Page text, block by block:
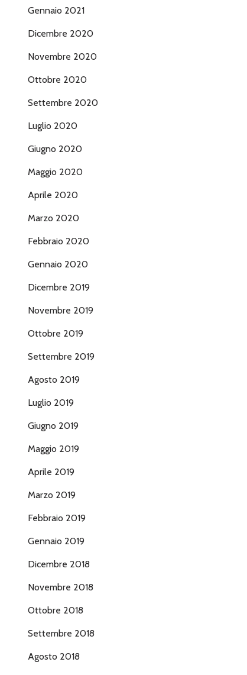
Gennaio 2021
Dicembre 2020
Novembre 2020
Ottobre 2020
Settembre 2020
Luglio 2020
Giugno 2020
Maggio 2020
Aprile 2020
Marzo 2020
Febbraio 2020
Gennaio 2020
Dicembre 2019
Novembre 2019
Ottobre 2019
Settembre 2019
Agosto 2019
Luglio 2019
Giugno 2019
Maggio 2019
Aprile 2019
Marzo 2019
Febbraio 2019
Gennaio 2019
Dicembre 2018
Novembre 2018
Ottobre 2018
Settembre 2018
Agosto 2018